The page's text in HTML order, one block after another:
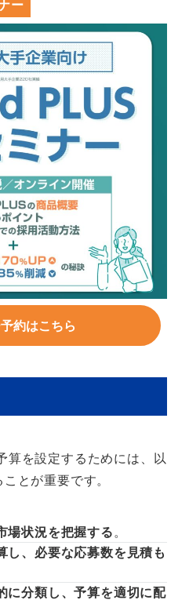
ー
約はこちら
を設定するためには、以
とが重要です。
場状況を把握する。
し、必要な応募数を見積も
に分類し、予算を適切に配